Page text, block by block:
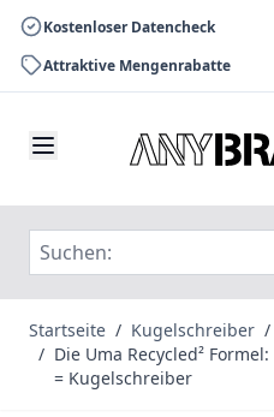
Kostenloser Datencheck
Attraktive Mengenrabatte
Startseite / Kugelschreiber /
/ Die Uma Recycled²
= Kugelschreiber